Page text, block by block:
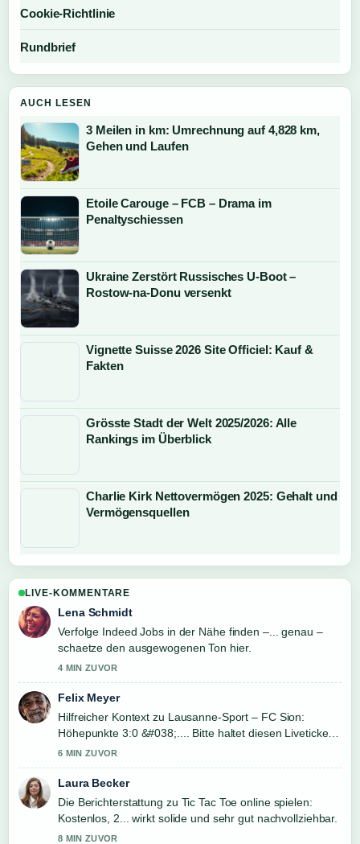
Cookie-Richtlinie
Rundbrief
AUCH LESEN
3 Meilen in km: Umrechnung auf 4,828 km,
Gehen und Laufen
Etoile Carouge – FCB – Drama im
Penaltyschiessen
Ukraine Zerstört Russisches U-Boot –
Rostow-na-Donu versenkt
Vignette Suisse 2026 Site Officiel: Kauf &
Fakten
Grösste Stadt der Welt 2025/2026: Alle
Rankings im Überblick
Charlie Kirk Nettovermögen 2025: Gehalt und
Vermögensquellen
LIVE-KOMMENTARE
Lena Schmidt
Verfolge Indeed Jobs in der Nähe finden –... genau –
schaetze den ausgewogenen Ton hier.
4 MIN ZUVOR
Felix Meyer
Hilfreicher Kontext zu Lausanne-Sport – FC Sion:
Höhepunkte 3:0 &#038;.... Bitte haltet diesen Liveticker
aktuell.
6 MIN ZUVOR
Laura Becker
Die Berichterstattung zu Tic Tac Toe online spielen:
Kostenlos, 2... wirkt solide und sehr gut nachvollziehbar.
8 MIN ZUVOR